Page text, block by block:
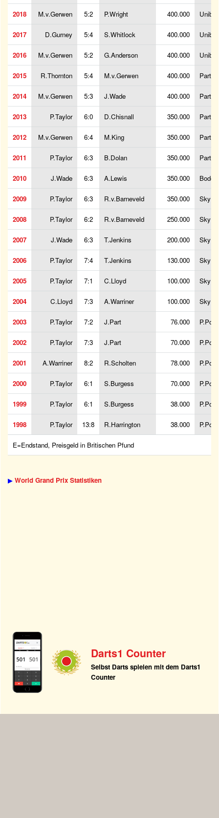
2018 M.v.Gerwen 5:2 P.Wright 400.000 Unibet
2017 D.Gurney 5:4 S.Whitlock 400.000 Unibet
2016 M.v.Gerwen 5:2 G.Anderson 400.000 Unibet
2015 R.Thornton 5:4 M.v.Gerwen 400.000
2014 M.v.Gerwen 5:3 J.Wade 400.000
2013 P.Taylor 6:0 D.Chisnall 350.000
2012 M.v.Gerwen 6:4 M.King 350.000
2011 P.Taylor 6:3 B.Dolan 350.000
2010 J.Wade 6:3 A.Lewis 350.000 Bodog
2009 P.Taylor 6:3 R.v.Barneveld 350.000
2008 P.Taylor 6:2 R.v.Barneveld 250.000
2007 J.Wade 6:3 T.Jenkins 200.000
2006 P.Taylor 7:4 T.Jenkins 130.000
2005 P.Taylor 7:1 C.Lloyd 100.000
2004 C.Lloyd 7:3 A.Warriner 100.000
2003 P.Taylor 7:2 J.Part 76.000
2002 P.Taylor 7:3 J.Part 70.000
2001 A.Warriner 8:2 R.Scholten 78.000
2000 P.Taylor 6:1 S.Burgess 70.000
1999 P.Taylor 6:1 S.Burgess 38.000
1998 P.Taylor 13:8 R.Harrington 38.000
E=Endstand, Preisgeld in Britischen Pfund
▶ World Grand Prix Statistiken
Darts1 Counter
Selbst Darts spielen mit dem Darts1
Counter